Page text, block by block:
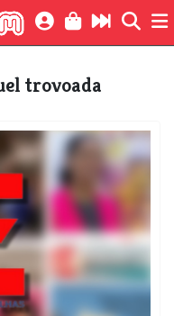
trovoada